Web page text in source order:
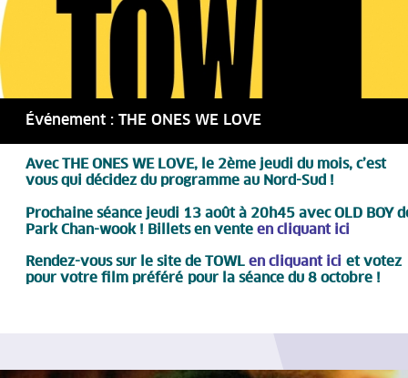
Événement : THE ONES WE LOVE
Avec THE ONES WE LOVE, le 2ème jeudi du mois, c’est
vous qui décidez du programme au Nord-Sud !
Prochaine séance jeudi 13 août à 20h45 avec OLD BOY
Park Chan-wook ! Billets en vente en cliquant ici
Rendez-vous sur le site de TOWL en cliquant ici et votez
pour votre film préféré pour la séance du 8 octobre !